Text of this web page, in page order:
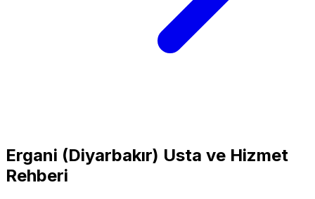
Ergani (Diyarbakır) Usta ve Hizmet
Rehberi